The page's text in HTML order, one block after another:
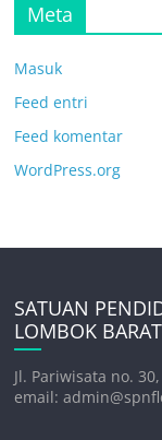
Meta
Masuk
Feed entri
Feed komentar
WordPress.org
SATUAN
LOMBOK BARAT
Jl. Pariwisata no.
email: